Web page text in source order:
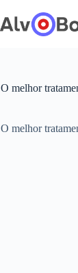
para
o
O melhor
O melhor